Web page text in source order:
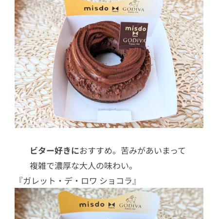
ビター好きにおすすめ。苦みがあいまって
複雑で濃厚な大人の味わい。
『ガレット・デ・ロワ ショコラ』